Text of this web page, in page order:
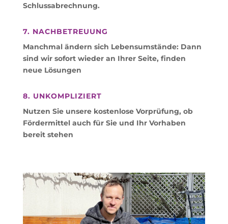
Schlussabrechnung.
7. NACHBETREUUNG
Manchmal ändern sich Lebensumstände: Dann
sind wir sofort wieder an Ihrer Seite, finden
neue Lösungen
8. UNKOMPLIZIERT
Nutzen Sie unsere kostenlose Vorprüfung, ob
Fördermittel auch für Sie und Ihr Vorhaben
bereit stehen